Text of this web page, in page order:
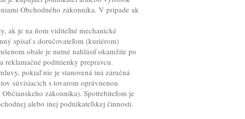
Obchodného zákonníka. V prípade ak
ak je na ňom viditeľné mechanické
spísať s doručovateľom (kuriérom)
obale je nutné nahlásiť okamžite po
reklamačné podmienky prepravcu.
pokiaľ nie je stanovená iná záručná
súvisiacich s tovarom oprávnenou
zákonníka). Spotrebiteľom je
alebo inej podnikateľskej činnosti.